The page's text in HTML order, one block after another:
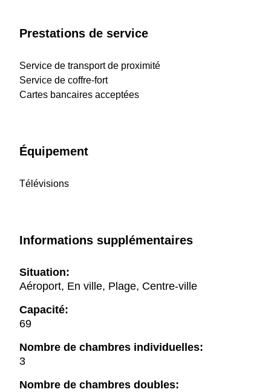
Prestations de service
Service de transport de proximité
Service de coffre-fort
Cartes bancaires acceptées
Équipement
Télévisions
Informations supplémentaires
Situation:
Aéroport, En ville, Plage, Centre-ville
Capacité:
69
Nombre de chambres individuelles:
3
Nombre de chambres doubles: